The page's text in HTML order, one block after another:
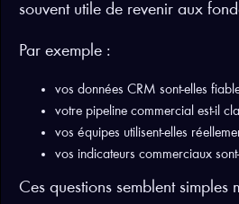
souvent utile de revenir aux
Par exemple :
vos données CRM sont-elles
votre pipeline commercial est-il
vos équipes utilisent-elles
vos indicateurs commerciaux
Ces questions semblent simples